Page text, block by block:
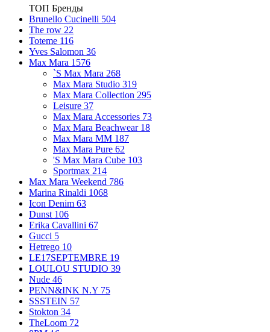
ТОП Бренды
Brunello Cucinelli 504
The row 22
Toteme 116
Yves Salomon 36
Max Mara 1576
`S Max Mara 268
Max Mara Studio 319
Max Mara Collection 295
Leisure 37
Max Mara Accessories 73
Max Mara Beachwear 18
Max Mara MM 187
Max Mara Pure 62
'S Max Mara Cube 103
Sportmax 214
Max Mara Weekend 786
Marina Rinaldi 1068
Icon Denim 63
Dunst 106
Erika Cavallini 67
Gucci 5
Hetrego 10
LE17SEPTEMBRE 19
LOULOU STUDIO 39
Nude 46
PENN&INK N.Y 75
SSSTEIN 57
Stokton 34
TheLoom 72